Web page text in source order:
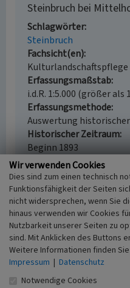
Steinbruch bei
Schlagwörter
Steinbruch
Fachsicht(en)
Kulturlandschaftspflege
Erfassungsmaßstab
i.d.R. 1:5.000 (größer als
Erfassungsmethode
Auswertung
Historischer Zeitraum
Beginn 1893
Empfohlene
Urheberrechtlicher
Der hier präsentierte
geschützt. Die
möglicherweise
Bedingungen, die an
Wir verwenden Cookies
Dies sind zum einen technisch
Funktionsfähigkeit der Seiten
nicht widersprechen, wenn Sie
hinaus verwenden wir Cookies
Nutzbarkeit unserer Seiten zu
sind. Mit Anklicken des Buttons
Weitere Informationen finden
Impressum | Datenschutz
Notwendige Cookies